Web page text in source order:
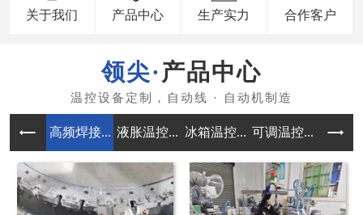
关于我们 产品中心 生产实力 合作客户
产品中心
高频焊接... 液胀温控... 冰箱温控... 可调温控... 自动